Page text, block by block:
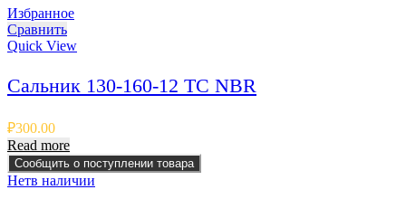
Избранное
Сравнить
Quick View
Сальник 130-160-12 TC NBR
₽300.00
Read more
Сообщить о поступлении товара
Нетв наличии